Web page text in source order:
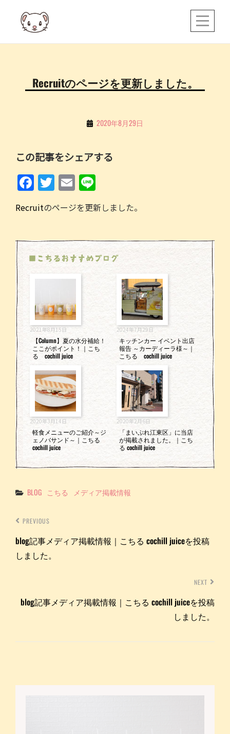
content
Recruitのページを更新しました。
By
る
2020年8月29日
この記事をシェアする
F
a
c
b
o
o
k
T
w
itt
E
m
ai
n
e
Recruitのページを更新しました。
■こちるおすすめブログ
2021年8月15日
【Column】夏の水分補給！
ここがポイント！｜こち
る cochill juice
2024年7月29日
キッチンカー イベント出店
報告 ～カーディーラ様～｜
こちる cochill juice
2020年3月14日
軽食メニューのご紹介～ジ
ェノバサンド～｜こちる
cochill juice
2020年2月6日
「まいぷれ江東区」に当店
が掲載されました。｜こち
る cochill juice
Categories
BLOG こちる メディア掲載情報
稿
ー
シ
ョ
ン
PREVIOUS
blog記事メディア掲載情報｜こちる cochill juiceを投稿
しました。
NEXT
blog記事メディア掲載情報｜こちる cochill juiceを投稿
しました。